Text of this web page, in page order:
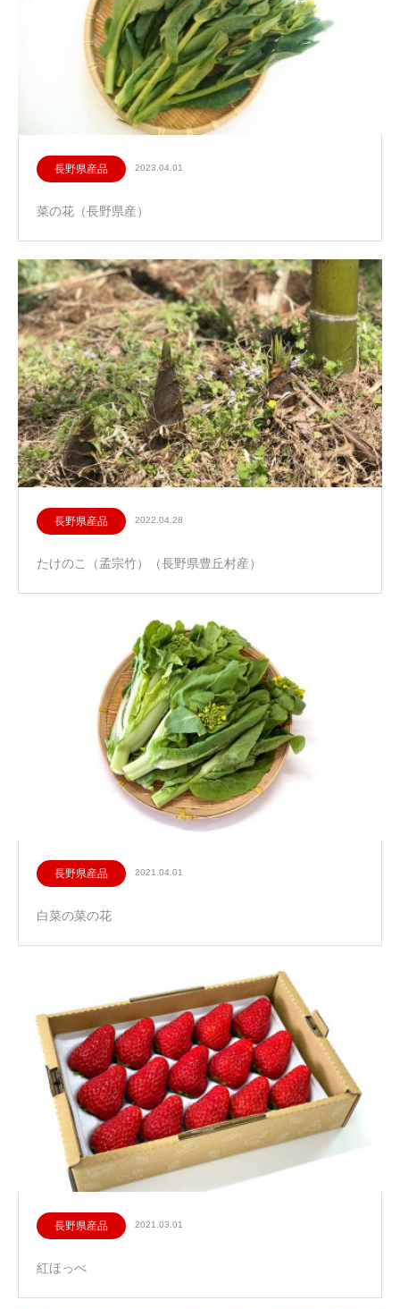
長野県産品 2023.04.01
菜の花（長野県産）
長野県産品 2022.04.28
たけのこ（孟宗竹）（長野県豊丘村産）
長野県産品 2021.04.01
白菜の菜の花
長野県産品 2021.03.01
紅ほっぺ